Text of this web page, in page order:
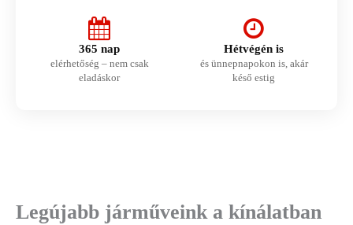
365 nap
elérhetőség – nem csak
eladáskor
Hétvégén is
és ünnepnapokon is, akár
késő estig
Legújabb járműveink a kínálatban